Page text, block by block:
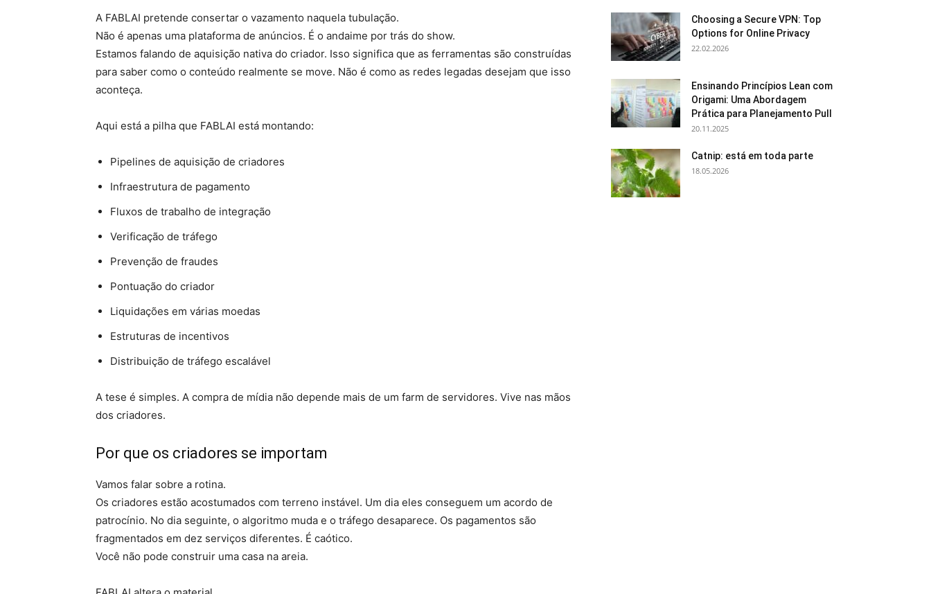
A FABLAI pretende consertar o vazamento naquela tubulação.
Não é apenas uma plataforma de anúncios. É o andaime por trás do show.
Estamos falando de aquisição nativa do criador. Isso significa que as ferramentas são construídas
para saber como o conteúdo realmente se move. Não é como as redes legadas desejam que isso
aconteça.
Aqui está a pilha que FABLAI está montando:
Pipelines de aquisição de criadores
Infraestrutura de pagamento
Fluxos de trabalho de integração
Verificação de tráfego
Prevenção de fraudes
Pontuação do criador
Liquidações em várias moedas
Estruturas de incentivos
Distribuição de tráfego escalável
A tese é simples. A compra de mídia não depende mais de um farm de servidores. Vive nas mãos
dos criadores.
Por que os criadores se importam
Vamos falar sobre a rotina.
Os criadores estão acostumados com terreno instável. Um dia eles conseguem um acordo de
patrocínio. No dia seguinte, o algoritmo muda e o tráfego desaparece. Os pagamentos são
fragmentados em dez serviços diferentes. É caótico.
Você não pode construir uma casa na areia.
Choosing a Secure VPN: Top
Options for Online Privacy
22.02.2026
Ensinando Princípios Lean com
Origami: Uma Abordagem
Prática para Planejamento Pull
20.11.2025
Catnip: está em toda parte
18.05.2026